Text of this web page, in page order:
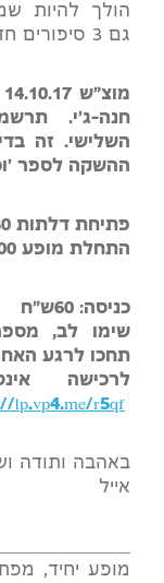
הולך להיות
גם 3 סיפורים חדשים מהספר החדש!
חנה-ג'י.
השלישי. זה
ההשקה לספר
פתיחת דלתות 20:30
התחלת מופע 21:00
כניסה: 60ש"ח
שימו לב,
תחכו לרגע
לרכישה
lp.vp4.me/r5qf
באהבה ותודה
אייל
מופע יחיד,